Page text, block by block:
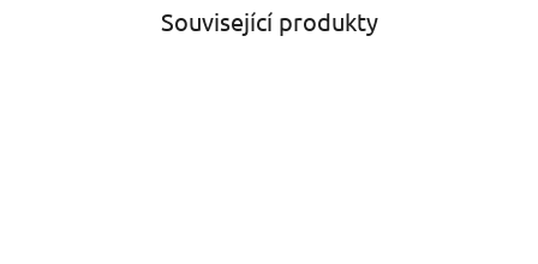
Související produkty